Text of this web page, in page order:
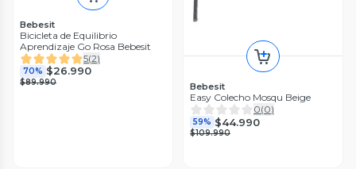
Bebesit
Bicicleta de Equilibrio
Aprendizaje Go Rosa Bebesit
5(2)
70% $26.990
$89.990 Bebesit
Easy Colecho Mosqu Beige
0(0)
59% $44.990
$109.990